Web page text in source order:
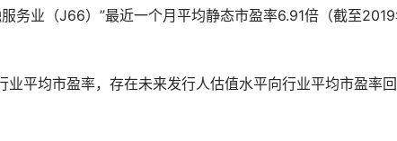
务业（J66）”最近一个月平均静态市盈率6.91倍（截至
平均市盈率，存在未来发行人估值水平向行业平均市盈率回